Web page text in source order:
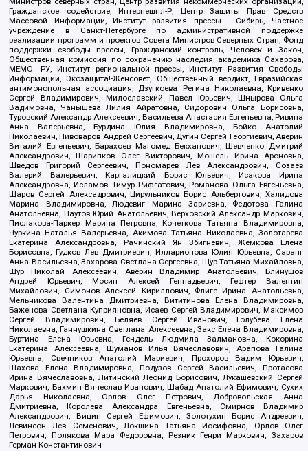
Гражданское содействие, Интернешнл-Р, Центр Защиты Прав Средств
Массовой Информации, Институт развития прессы - Сибирь, Частное
учреждение в Санкт-Петербурге по административной поддержке
реализации программ и проектов Совета Министров Северных Стран, Фонд
поддержки свободы прессы, Гражданский контроль, Человек и Закон,
Общественная комиссия по сохранению наследия академика Сахарова,
МЕМО. РУ, Институт региональной прессы, Институт Развития Свободы
Информации, Экозащита!-Женсовет, Общественный вердикт, Евразийская
антимонопольная ассоциация, Дзугкоева Регина Николаевна, Кривенко
Сергей Владимирович, Милославский Павел Юрьевич, Шнырова Ольга
Вадимовна, Чанышева Лилия Айратовна, Сидорович Ольга Борисовна,
Туровский Александр Алексеевич, Васильева Анастасия Евгеньевна, Ривина
Анна Валерьевна, Бурдина Юлия Владимировна, Бойко Анатолий
Николаевич, Пивоваров Андрей Сергеевич, Дугин Сергей Георгиевич, Аверин
Виталий Евгеньевич, Барахоев Магомед Бекханович, Шевченко Дмитрий
Александрович, Шарипков Олег Викторович, Мошель Ирина Ароновна,
Шведов Григорий Сергеевич, Пономарев Лев Александрович, Созаев
Валерий Валерьевич, Каргалицкий Борис Юльевич, Исакова Ирина
Александровна, Исламов Тимур Рифгатович, Романова Ольга Евгеньевна,
Щаров Сергей Алексадрович, Цирульников Борис Альбертович, Халидова
Марина Владимировна, Людевиг Марина Зариевна, Федотова Галина
Анатольевна, Паутов Юрий Анатольевич, Верховский Александр Маркович,
Пислакова-Паркер Марина Петровна, Кочеткова Татьяна Владимировна,
Чуркина Наталья Валерьевна, Акимова Татьяна Николаевна, Золотарева
Екатерина Александровна, Рачинский Ян Збигневич, Жемкова Елена
Борисовна, Гудков Лев Дмитриевич, Илларионова Юлия Юрьевна, Саранг
Анна Васильевна, Захарова Светлана Сергеевна, Щур Татьяна Михайловна,
Щур Николай Алексеевич, Аверин Владимир Анатольевич, Блинушов
Андрей Юрьевич, Мосин Алексей Геннадьевич, Гефтер Валентин
Михайлович, Симонов Алексей Кириллович, Флиге Ирина Анатольевна,
Мельникова Валентина Дмитриевна, Вититинова Елена Владимировна,
Баженова Светлана Куприяновна, Исаев Сергей Владимирович, Максимов
Сергей Владимирович, Беляев Сергей Иванович, Голубева Елена
Николаевна, Ганнушкина Светлана Алексеевна, Закс Елена Владимировна,
Буртина Елена Юрьевна, Гендель Людмила Залмановна, Кокорина
Екатерина Алексеевна, Шуманов Илья Вячеславович, Арапова Галина
Юрьевна, Свечников Анатолий Мариевич, Прохоров Вадим Юрьевич,
Шахова Елена Владимировна, Подузов Сергей Васильевич, Протасова
Ирина Вячеславовна, Литинский Леонид Борисович, Лукашевский Сергей
Маркович, Бахмин Вячеслав Иванович, Шабад Анатолий Ефимович, Сухих
Дарья Николаевна, Орлов Олег Петрович, Добровольская Анна
Дмитриевна, Королева Александра Евгеньевна, Смирнов Владимир
Александрович, Вицин Сергей Ефимович, Золотухин Борис Андреевич,
Левинсон Лев Семенович, Локшина Татьяна Иосифовна, Орлов Олег
Петрович, Полякова Мара Федоровна, Резник Генри Маркович, Захаров
Герман Константинович